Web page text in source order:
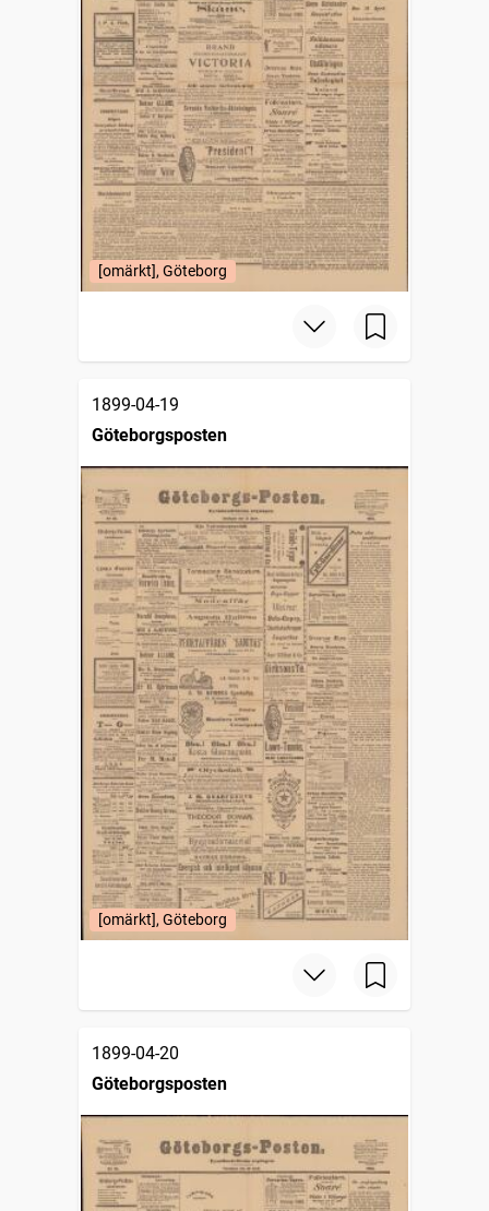
[omärkt], Göteborg
1899-04-19
Göteborgsposten
[omärkt], Göteborg
1899-04-20
Göteborgsposten